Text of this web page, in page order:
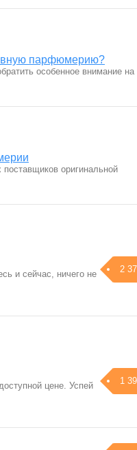
парфюмерию?
особенное внимание на
оригинальной
2
и сейчас, ничего не
1
цене. Успей